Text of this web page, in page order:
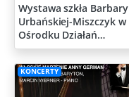
Wystawa szkła Barbary
Urbańskiej-Miszczyk w
Ośrodku Działań
Artystycznych
KONCERTY